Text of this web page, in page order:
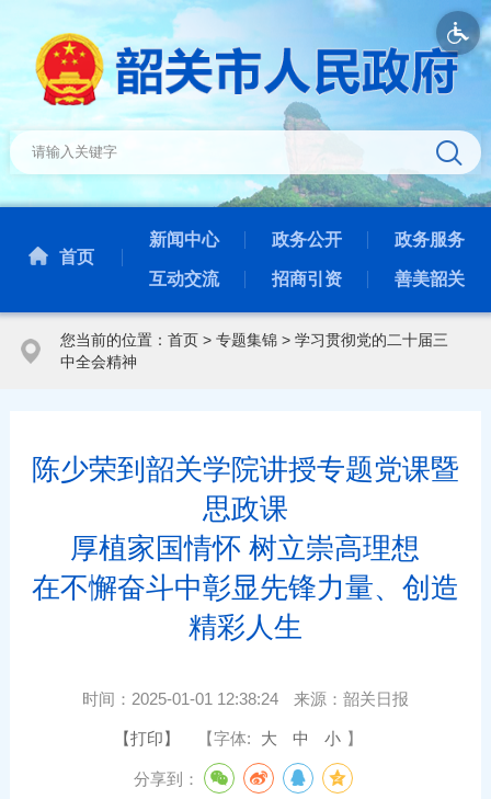
首页
新闻中心 政务公开 政务服务
互动交流 招商引资 善美韶关
您当前的位置： 首页> 专题集锦> 学习贯彻党的二十届三
中全会精神
陈少荣到韶关学院讲授专题党课暨
思政课
厚植家国情怀 树立崇高理想
在不懈奋斗中彰显先锋力量、创造
精彩人生
时间： 2025-01-01 12:38:24 来源： 韶关日报
【打印】 【字体: 大 中 小 】
分享到：